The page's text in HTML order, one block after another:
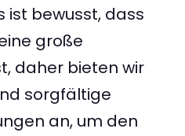
ist bewusst, dass
große
daher bieten wir
sorgfältige
an, um den